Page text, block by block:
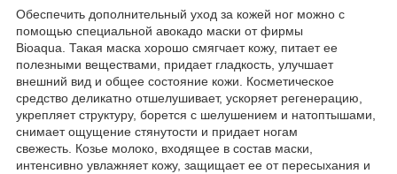
Обеспечить дополнительный уход за кожей ног можно с
помощью специальной авокадо маски от фирмы
Bioaqua. Такая маска хорошо смягчает кожу, питает ее
полезными веществами, придает гладкость, улучшает
внешний вид и общее состояние кожи. Косметическое
средство деликатно отшелушивает, ускоряет регенерацию,
укрепляет структуру, борется с шелушением и натоптышами,
снимает ощущение стянутости и придает ногам
свежесть. Козье молоко, входящее в состав маски,
интенсивно увлажняет кожу, защищает ее от пересыхания и